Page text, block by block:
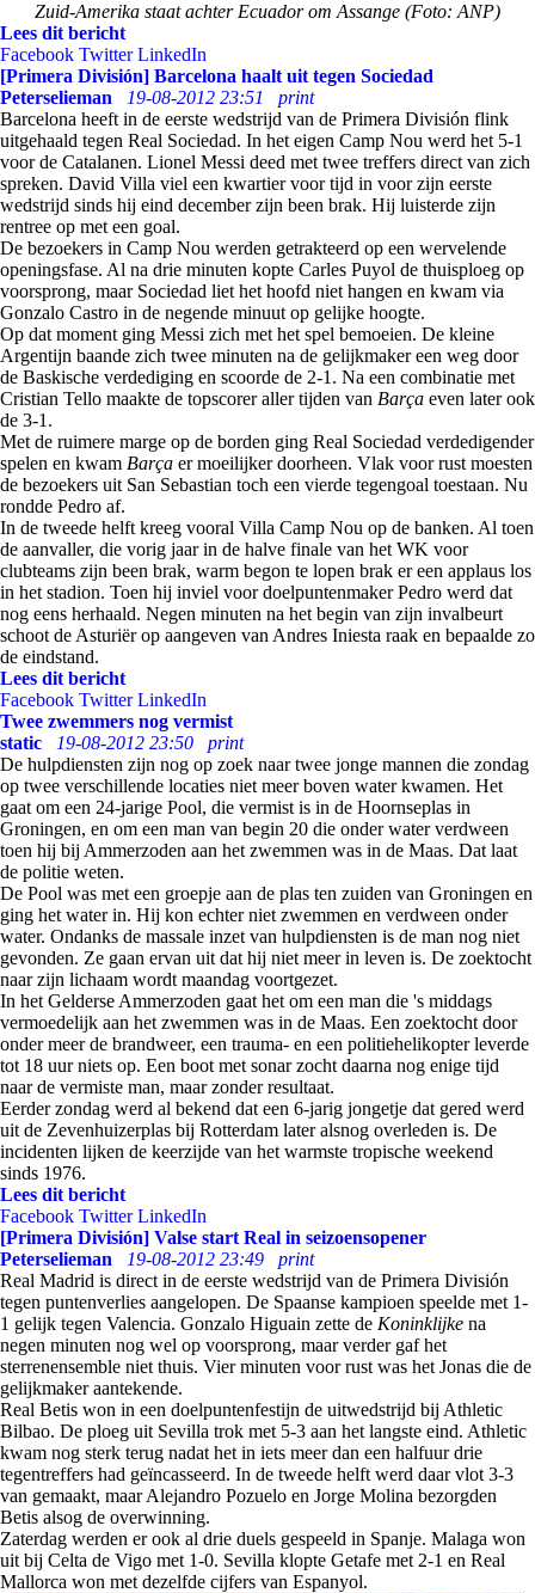
Zuid-Amerika staat achter Ecuador om Assange (Foto: ANP)
Lees dit bericht
Facebook Twitter LinkedIn
[Primera División] Barcelona haalt uit tegen Sociedad
Peterselieman
19-08-2012 23:51
print
Barcelona heeft in de eerste wedstrijd van de Primera División flink
uitgehaald tegen Real Sociedad. In het eigen Camp Nou werd het 5-1
voor de Catalanen. Lionel Messi deed met twee treffers direct van zich
spreken. David Villa viel een kwartier voor tijd in voor zijn eerste
wedstrijd sinds hij eind december zijn been brak. Hij luisterde zijn
rentree op met een goal.
De bezoekers in Camp Nou werden getrakteerd op een wervelende
openingsfase. Al na drie minuten kopte Carles Puyol de thuisploeg op
voorsprong, maar Sociedad liet het hoofd niet hangen en kwam via
Gonzalo Castro in de negende minuut op gelijke hoogte.
Op dat moment ging Messi zich met het spel bemoeien. De kleine
Argentijn baande zich twee minuten na de gelijkmaker een weg door
de Baskische verdediging en scoorde de 2-1. Na een combinatie met
Cristian Tello maakte de topscorer aller tijden van Barça even later ook
de 3-1.
Met de ruimere marge op de borden ging Real Sociedad verdedigender
spelen en kwam Barça er moeilijker doorheen. Vlak voor rust moesten
de bezoekers uit San Sebastian toch een vierde tegengoal toestaan. Nu
rondde Pedro af.
In de tweede helft kreeg vooral Villa Camp Nou op de banken. Al toen
de aanvaller, die vorig jaar in de halve finale van het WK voor
clubteams zijn been brak, warm begon te lopen brak er een applaus los
in het stadion. Toen hij inviel voor doelpuntenmaker Pedro werd dat
nog eens herhaald. Negen minuten na het begin van zijn invalbeurt
schoot de Asturiër op aangeven van Andres Iniesta raak en bepaalde zo
de eindstand.
Lees dit bericht
Facebook Twitter LinkedIn
Twee zwemmers nog vermist
static
19-08-2012 23:50
print
De hulpdiensten zijn nog op zoek naar twee jonge mannen die zondag
op twee verschillende locaties niet meer boven water kwamen. Het
gaat om een 24-jarige Pool, die vermist is in de Hoornseplas in
Groningen, en om een man van begin 20 die onder water verdween
toen hij bij Ammerzoden aan het zwemmen was in de Maas. Dat laat
de politie weten.
De Pool was met een groepje aan de plas ten zuiden van Groningen en
ging het water in. Hij kon echter niet zwemmen en verdween onder
water. Ondanks de massale inzet van hulpdiensten is de man nog niet
gevonden. Ze gaan ervan uit dat hij niet meer in leven is. De zoektocht
naar zijn lichaam wordt maandag voortgezet.
In het Gelderse Ammerzoden gaat het om een man die 's middags
vermoedelijk aan het zwemmen was in de Maas. Een zoektocht door
onder meer de brandweer, een trauma- en een politiehelikopter leverde
tot 18 uur niets op. Een boot met sonar zocht daarna nog enige tijd
naar de vermiste man, maar zonder resultaat.
Eerder zondag werd al bekend dat een 6-jarig jongetje dat gered werd
uit de Zevenhuizerplas bij Rotterdam later alsnog overleden is. De
incidenten lijken de keerzijde van het warmste tropische weekend
sinds 1976.
Lees dit bericht
Facebook Twitter LinkedIn
[Primera División] Valse start Real in seizoensopener
Peterselieman
19-08-2012 23:49
print
Real Madrid is direct in de eerste wedstrijd van de Primera División
tegen puntenverlies aangelopen. De Spaanse kampioen speelde met 1-
1 gelijk tegen Valencia. Gonzalo Higuain zette de Koninklijke na
negen minuten nog wel op voorsprong, maar verder gaf het
sterrenensemble niet thuis. Vier minuten voor rust was het Jonas die de
gelijkmaker aantekende.
Real Betis won in een doelpuntenfestijn de uitwedstrijd bij Athletic
Bilbao. De ploeg uit Sevilla trok met 5-3 aan het langste eind. Athletic
kwam nog sterk terug nadat het in iets meer dan een halfuur drie
tegentreffers had geïncasseerd. In de tweede helft werd daar vlot 3-3
van gemaakt, maar Alejandro Pozuelo en Jorge Molina bezorgden
Betis alsog de overwinning.
Zaterdag werden er ook al drie duels gespeeld in Spanje. Malaga won
uit bij Celta de Vigo met 1-0. Sevilla klopte Getafe met 2-1 en Real
Mallorca won met dezelfde cijfers van Espanyol.